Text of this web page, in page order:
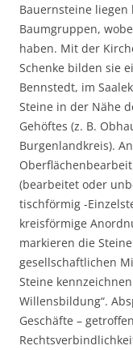
Bauernsteine
Baumgruppen,
haben. Mit der
Schenke bilden sie
Bennstedt, im
Steine in der Nähe
Gehöftes (z. B.
Burgenlandkreis).
(bearbeitet oder
tischförmig -
kreisförmige
markieren die
gesellschaftlichen
Steine
Willensbildung“.
Geschäfte –